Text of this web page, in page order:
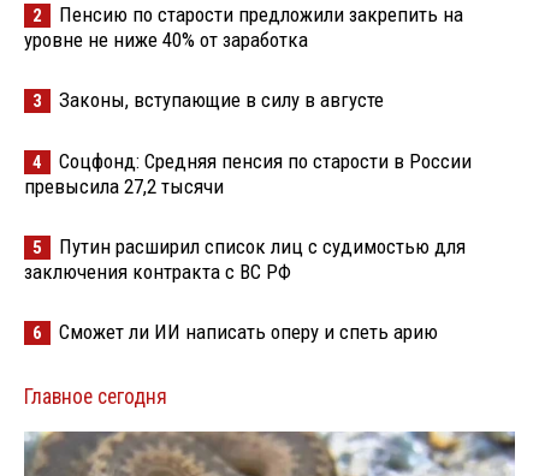
2
Пенсию по старости предложили закрепить на
уровне не ниже 40% от заработка
3 Законы, вступающие в силу в августе
4
Соцфонд: Средняя пенсия по старости в России
превысила 27,2 тысячи
5
Путин расширил список лиц с судимостью для
заключения контракта с ВС РФ
6 Сможет ли ИИ написать оперу и спеть арию
Главное сегодня